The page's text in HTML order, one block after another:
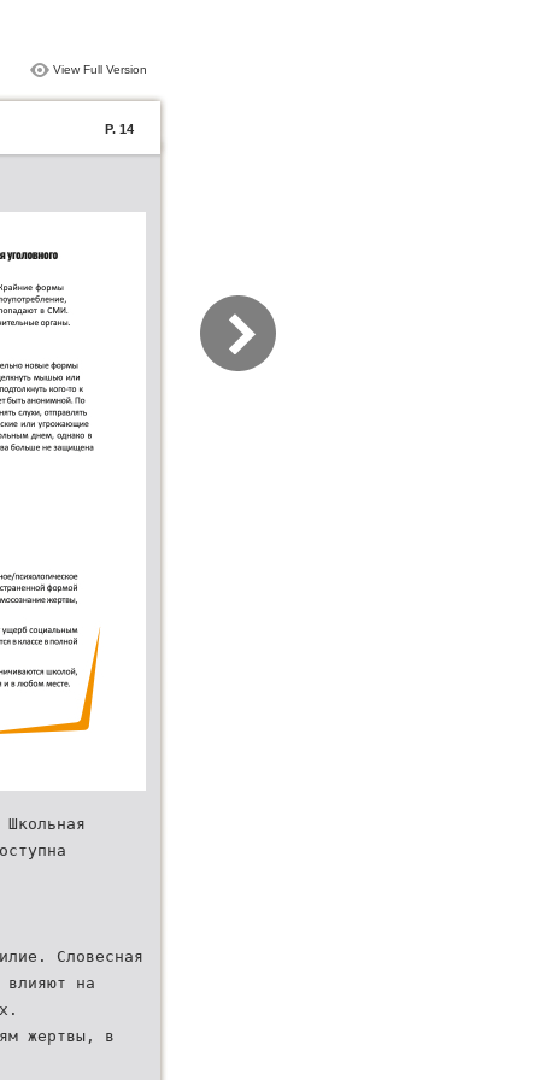
View Full Version
P. 14
Словесная
влияют на
жертвы, в